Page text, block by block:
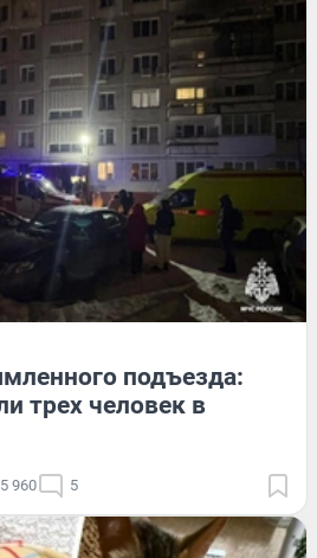
подъезда:
трех человек в
5 960 5